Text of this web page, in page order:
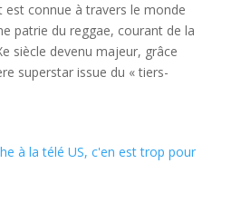
est connue à travers le monde
patrie du reggae, courant de la
siècle devenu majeur, grâce
superstar issue du « tiers-